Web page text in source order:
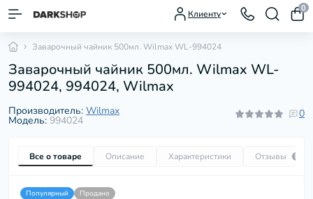
Клиенту
0
Заварочный чайник 500мл. Wilmax WL-994024
Заварочный чайник 500мл. Wilmax WL-
994024, 994024, Wilmax
Производитель: Wilmax
Модель: 994024
0
Все о товаре Описание Характеристики Отзывы 0
Популярный Продано